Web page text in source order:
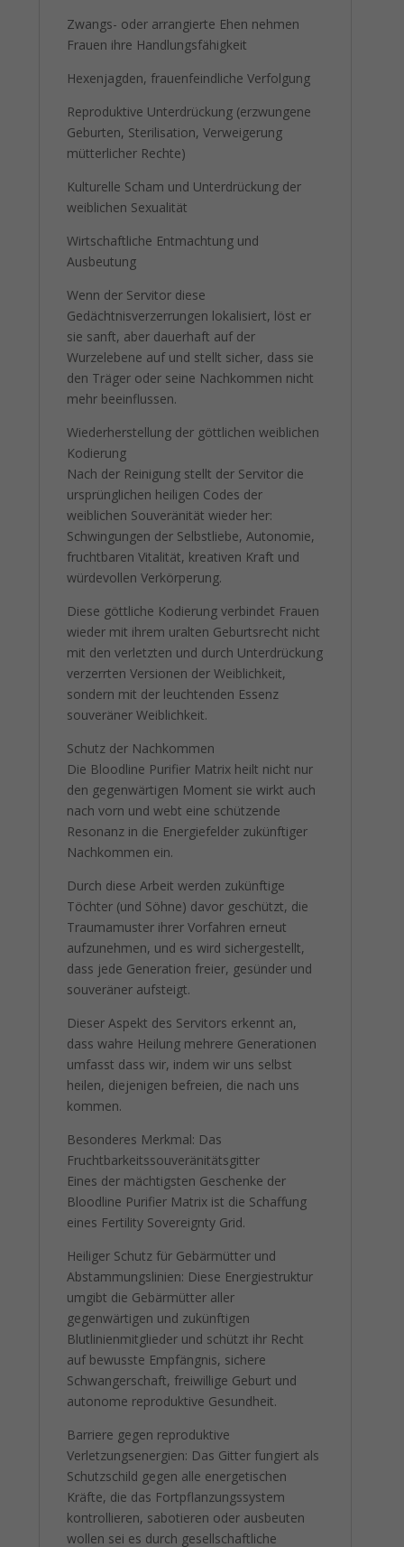
Zwangs- oder arrangierte Ehen nehmen
Frauen ihre Handlungsfähigkeit
Hexenjagden, frauenfeindliche Verfolgung
Reproduktive Unterdrückung (erzwungene
Geburten, Sterilisation, Verweigerung
mütterlicher Rechte)
Kulturelle Scham und Unterdrückung der
weiblichen Sexualität
Wirtschaftliche Entmachtung und
Ausbeutung
Wenn der Servitor diese
Gedächtnisverzerrungen lokalisiert, löst er
sie sanft, aber dauerhaft auf der
Wurzelebene auf und stellt sicher, dass sie
den Träger oder seine Nachkommen nicht
mehr beeinflussen.
Wiederherstellung der göttlichen weiblichen
Kodierung
Nach der Reinigung stellt der Servitor die
ursprünglichen heiligen Codes der
weiblichen Souveränität wieder her:
Schwingungen der Selbstliebe, Autonomie,
fruchtbaren Vitalität, kreativen Kraft und
würdevollen Verkörperung.
Diese göttliche Kodierung verbindet Frauen
wieder mit ihrem uralten Geburtsrecht nicht
mit den verletzten und durch Unterdrückung
verzerrten Versionen der Weiblichkeit,
sondern mit der leuchtenden Essenz
souveräner Weiblichkeit.
Schutz der Nachkommen
Die Bloodline Purifier Matrix heilt nicht nur
den gegenwärtigen Moment sie wirkt auch
nach vorn und webt eine schützende
Resonanz in die Energiefelder zukünftiger
Nachkommen ein.
Durch diese Arbeit werden zukünftige
Töchter (und Söhne) davor geschützt, die
Traumamuster ihrer Vorfahren erneut
aufzunehmen, und es wird sichergestellt,
dass jede Generation freier, gesünder und
souveräner aufsteigt.
Dieser Aspekt des Servitors erkennt an,
dass wahre Heilung mehrere Generationen
umfasst dass wir, indem wir uns selbst
heilen, diejenigen befreien, die nach uns
kommen.
Besonderes Merkmal: Das
Fruchtbarkeitssouveränitätsgitter
Eines der mächtigsten Geschenke der
Bloodline Purifier Matrix ist die Schaffung
eines Fertility Sovereignty Grid.
Heiliger Schutz für Gebärmütter und
Abstammungslinien: Diese Energiestruktur
umgibt die Gebärmütter aller
gegenwärtigen und zukünftigen
Blutlinienmitglieder und schützt ihr Recht
auf bewusste Empfängnis, sichere
Schwangerschaft, freiwillige Geburt und
autonome reproduktive Gesundheit.
Barriere gegen reproduktive
Verletzungsenergien: Das Gitter fungiert als
Schutzschild gegen alle energetischen
Kräfte, die das Fortpflanzungssystem
kontrollieren, sabotieren oder ausbeuten
wollen sei es durch gesellschaftliche